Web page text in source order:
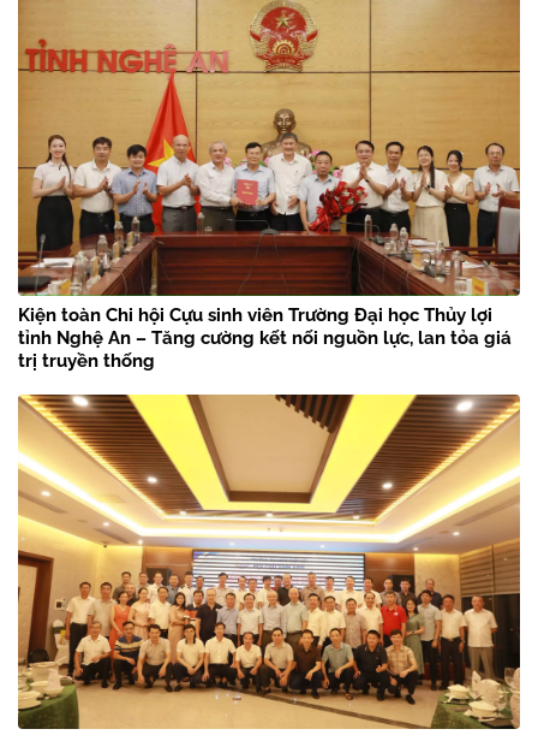
Kiện toàn Chi hội Cựu sinh viên Trường Đại học Thủy lợi
tỉnh Nghệ An – Tăng cường kết nối nguồn lực, lan tỏa giá
trị truyền thống